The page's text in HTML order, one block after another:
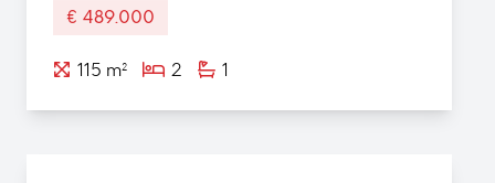
€ 489.000
115 m² 2 1